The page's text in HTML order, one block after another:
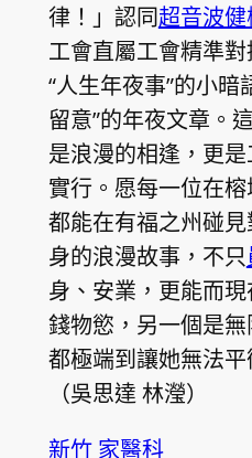
律！」認同超音波健
工會直屬工會精準
“人生年夜事”的小暗
留意”的年夜文章。
是浪漫的相逢，更
實行。愿每一位在
都能在有福之州碰
身的浪漫故事，不只
身、安業，更能而
錢物慾，另一個是
都極端到讓她無法平
（吳思達 林瀅）
新竹 家醫科